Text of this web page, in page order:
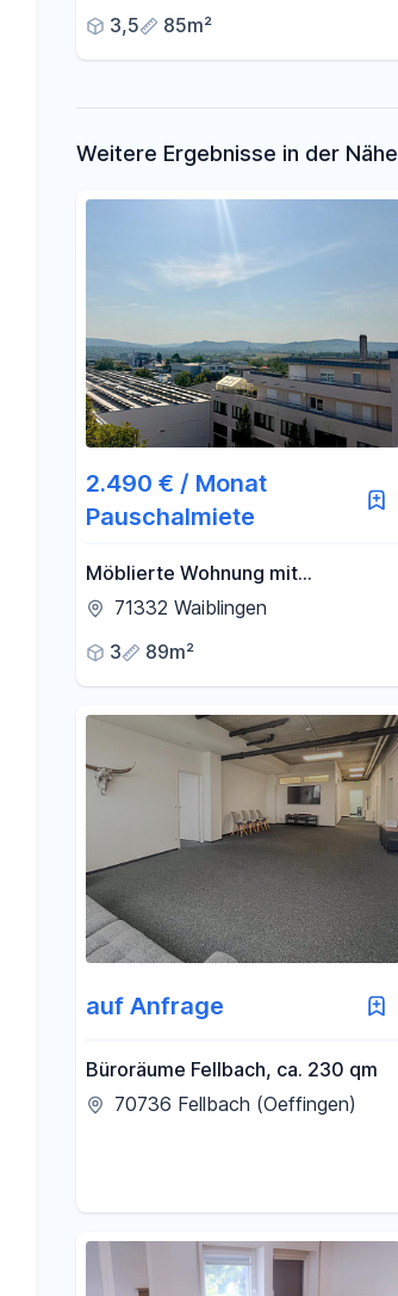
3,5
85m²
Weitere Ergebnisse in der Nähe
2.490 € / Monat
Pauschalmiete
Möblierte Wohnung mit
Panoramaterrasse & Weitblick
71332 Waiblingen
3
89m²
auf Anfrage
Büroräume Fellbach, ca. 230 qm
70736 Fellbach (Oeffingen)